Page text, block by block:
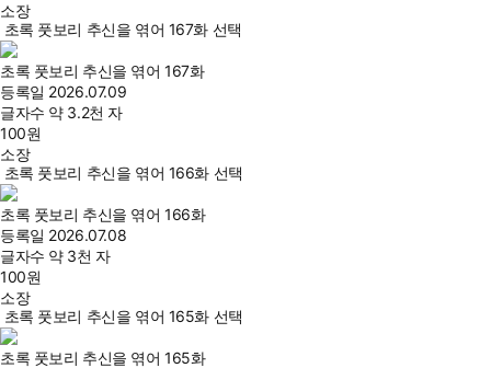
소장
초록 풋보리 추신을 엮어 167화 선택
초록 풋보리 추신을 엮어 167화
등록일 2026.07.09
글자수 약 3.2천 자
100원
소장
초록 풋보리 추신을 엮어 166화 선택
초록 풋보리 추신을 엮어 166화
등록일 2026.07.08
글자수 약 3천 자
100원
소장
초록 풋보리 추신을 엮어 165화 선택
초록 풋보리 추신을 엮어 165화